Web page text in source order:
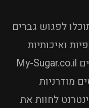
לפגוש גברים
ואיכותיות
איפה שרומנטיקה פוגשת פיננסים My-Sugar.co.il
מודרניות
לחוות את